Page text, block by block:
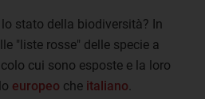
stato della biodiversità? In
"liste rosse" delle specie a
cui sono esposte e la loro
europeo che italiano.